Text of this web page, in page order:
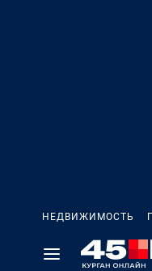
НЕДВИЖИМОСТЬ